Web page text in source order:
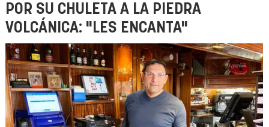
POR SU CHULETA A LA PIEDRA
VOLCÁNICA: "LES ENCANTA"